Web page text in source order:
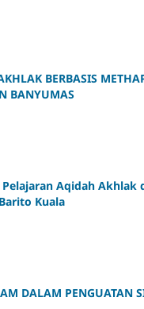
BERBASIS
BANYUMAS
Aqidah Akhlak
Kuala
DALAM PENGUATAN